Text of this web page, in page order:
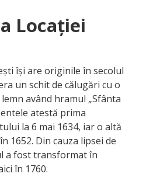
Locației
își are originile în secolul
un schit de călugări cu o
având hramul „Sfânta
atestă prima
la 6 mai 1634, iar o altă
1652. Din cauza lipsei de
a fost transformat în
în 1760.